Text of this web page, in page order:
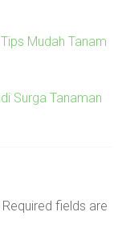
Mudah Tanam
Surga Tanaman
Required fields are